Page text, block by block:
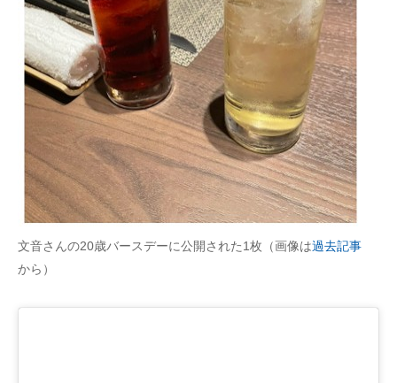
文音さんの20歳バースデーに公開された1枚（画像は過去記事
から）